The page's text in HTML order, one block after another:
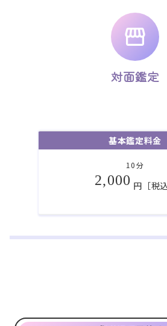
対面鑑定
基本鑑定料金
10分
2,000 円［税込